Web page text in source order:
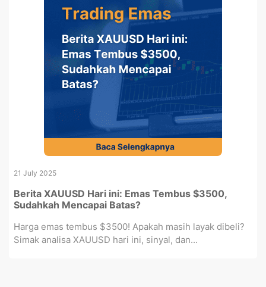
21 July 2025
Berita XAUUSD Hari ini: Emas Tembus $3500,
Sudahkah Mencapai Batas?
Harga emas tembus $3500! Apakah masih layak dibeli?
Simak analisa XAUUSD hari ini, sinyal, dan...